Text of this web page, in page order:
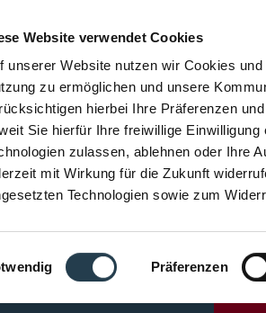
Website verwendet Cookies
unserer Website nutzen wir Cookies
zu ermöglichen und unsere
hierbei Ihre Präferenzen
Sie hierfür Ihre freiwillige
zulassen, ablehnen oder Ihre
mit Wirkung für die Zukunft
Technologien sowie zum
Präferenzen